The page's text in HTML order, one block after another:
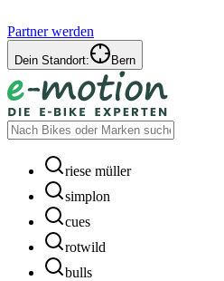
Partner werden
Dein Standort: Bern
riese müller
simplon
cues
rotwild
bulls